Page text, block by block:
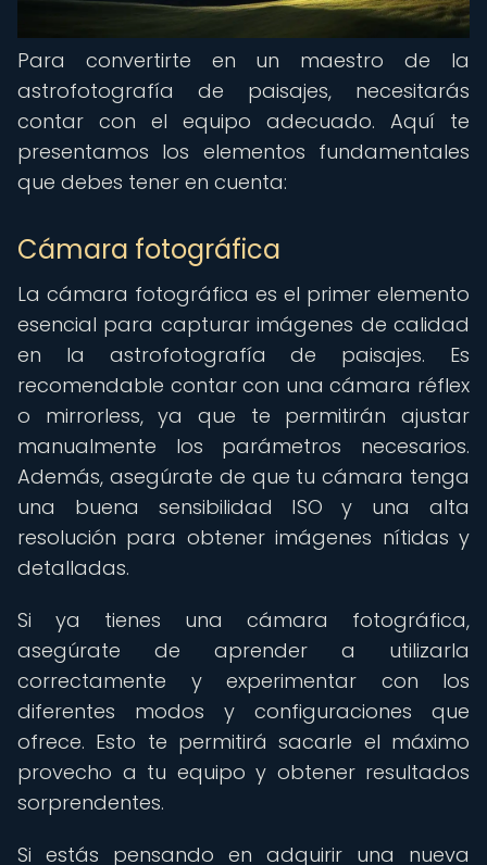
Para convertirte en un maestro de la
astrofotografía de paisajes, necesitarás
contar con el equipo adecuado. Aquí te
presentamos los elementos fundamentales
que debes tener en cuenta:
Cámara fotográfica
La cámara fotográfica es el primer elemento
esencial para capturar imágenes de calidad
en la astrofotografía de paisajes. Es
recomendable contar con una cámara réflex
o mirrorless, ya que te permitirán ajustar
manualmente los parámetros necesarios.
Además, asegúrate de que tu cámara tenga
una buena sensibilidad ISO y una alta
resolución para obtener imágenes nítidas y
detalladas.
Si ya tienes una cámara fotográfica,
asegúrate de aprender a utilizarla
correctamente y experimentar con los
diferentes modos y configuraciones que
ofrece. Esto te permitirá sacarle el máximo
provecho a tu equipo y obtener resultados
sorprendentes.
Si estás pensando en adquirir una nueva